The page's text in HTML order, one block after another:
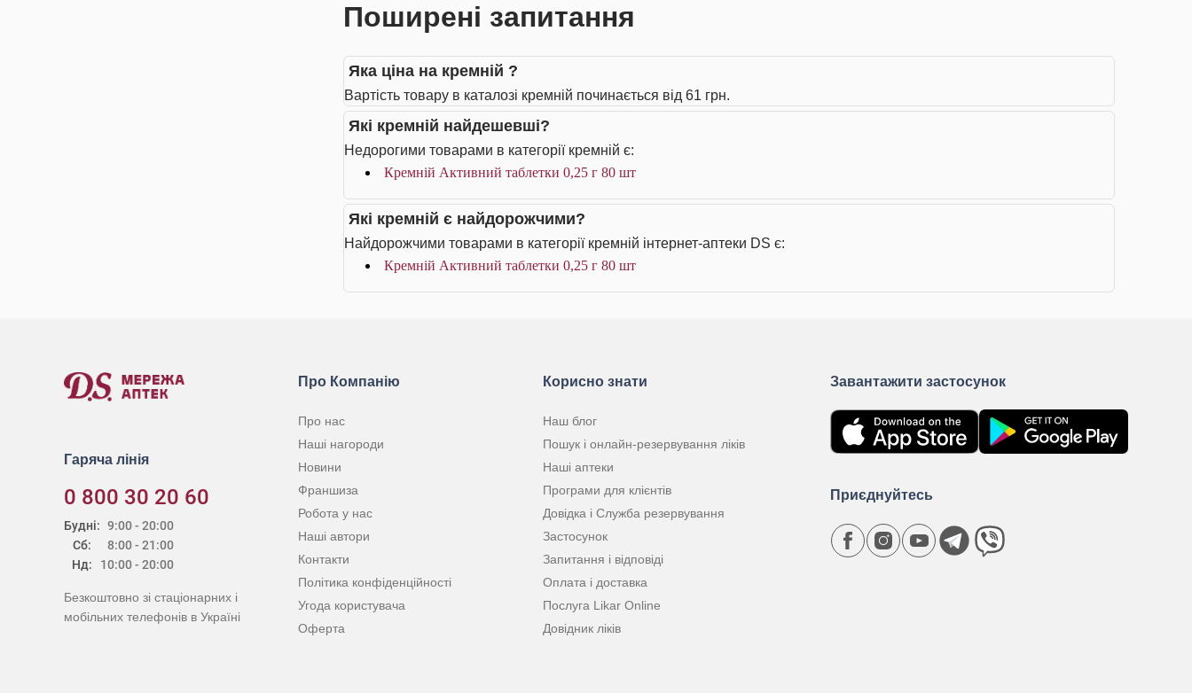
Поширені запитання
Яка ціна на кремній ?
Вартість товару в каталозі кремній починається від 61 грн.
Які кремній найдешевші?
Недорогими товарами в категорії кремній є:
Кремній Активний таблетки 0,25 г 80 шт
Які кремній є найдорожчими?
Найдорожчими товарами в категорії кремній інтернет-аптеки DS є:
Кремній Активний таблетки 0,25 г 80 шт
Гаряча лінія
0 800 30 20 60
Будні:
Сб:
Нд:
9:00 - 20:00
8:00 - 21:00
10:00 - 20:00
Безкоштовно зі стаціонарних і
мобільних телефонів в Україні
Про Компанію
Про нас
Наші нагороди
Новини
Франшиза
Робота у нас
Наші автори
Контакти
Політика конфіденційності
Угода користувача
Оферта
Корисно знати
Наш блог
Пошук і онлайн-резервування ліків
Наші аптеки
Програми для клієнтів
Довідка і Служба резервування
Застосунок
Запитання і відповіді
Оплата і доставка
Послуга Likar Online
Довідник ліків
Завантажити застосунок
Приєднуйтесь